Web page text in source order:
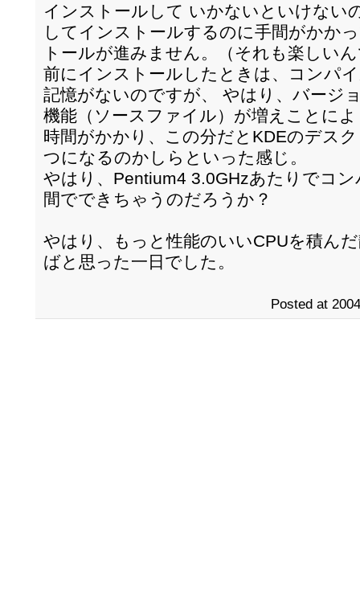
インストールして いかないといけない
してインストールするのに手間がかか
トールが進みません。（それも楽しい
前にインストールしたときは、コンパ
記憶がないのですが、 やはり、バージ
機能（ソースファイル）が増えことに
時間がかかり、この分だとKDEのデス
つになるのかしらといった感じ。
やはり、Pentium4 3.0GHzあたりでコ
間でできちゃうのだろうか？
やはり、もっと性能のいいCPUを積ん
ばと思った一日でした。
Posted at